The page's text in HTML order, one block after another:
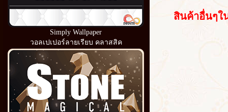
Simply Wallpaper
วอลเปเปอร์ลายเรียบ คลาสสิค
สินค้าอื่นๆใน